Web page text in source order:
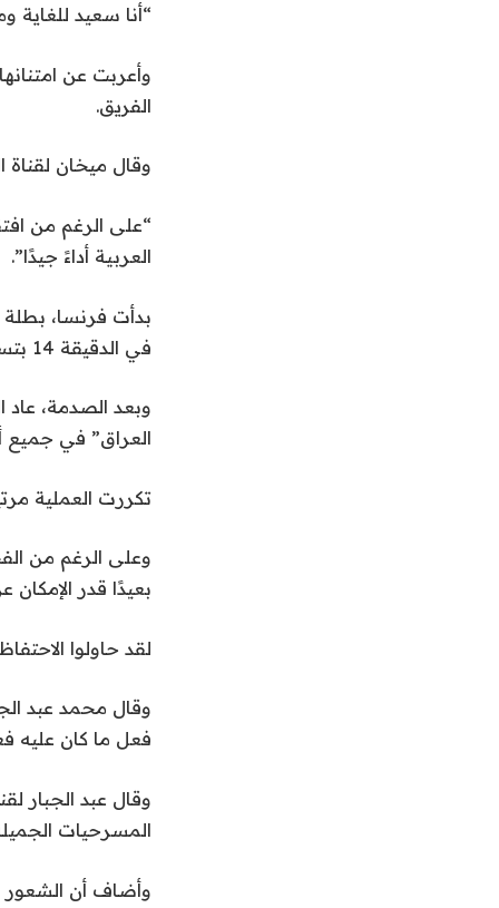
“أنا سعيد
وأعربت عن
الفريق.
وقال ميخان لقناة
“على الرغم من
العربية أداءً جيدًا”.
بدأت فرنسا، بطلة
في الدقيقة 14 بتسديدة قوية من حافة منطقة الجزاء – ولكن ليس لفترة طويلة.
وبعد الصدمة، عاد
العراق” في جميع
تكررت العملية
وعلى الرغم من
بعيدًا قدر الإمكان
لقد حاولوا
وقال محمد عبد
فعل ما كان عليه
وقال عبد الجبار
المسرحيات
وأضاف أن الشعور